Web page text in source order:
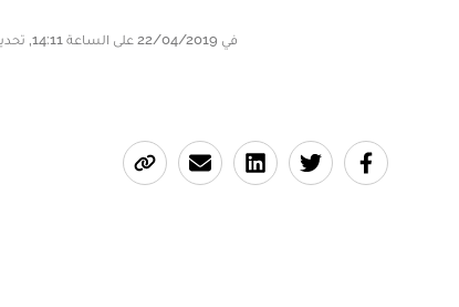
في 22/04/2019 على الساعة 14:11, تحديث بتاريخ 22/04/2019 على الساعة 14:11